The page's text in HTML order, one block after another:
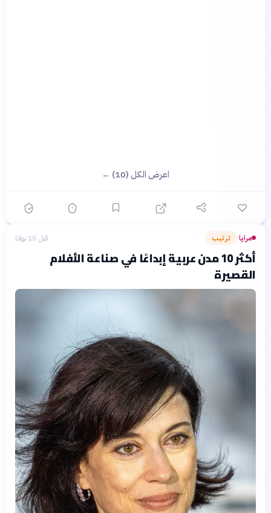
اعرض الكل (10) ←
مرايا› ترتيب قبل 15 يومًا
أكثر 10 مدن عربية إبداعًا في صناعة الأفلام
القصيرة